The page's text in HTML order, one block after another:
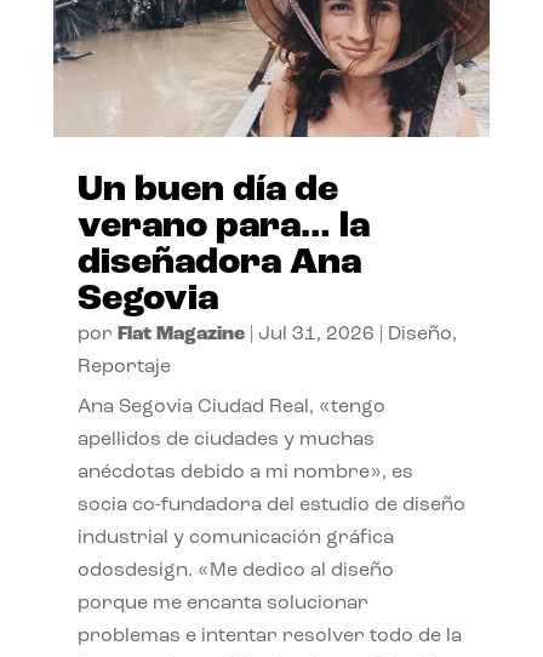
Un buen día de
verano para… la
diseñadora Ana
Segovia
por Flat Magazine| Jul 31, 2026 Diseño,
Reportaje
Ana Segovia Ciudad Real, «tengo
apellidos de ciudades y muchas
anécdotas debido a mi nombre», es
socia co-fundadora del estudio de diseño
industrial y comunicación gráfica
odosdesign. «Me dedico al diseño
porque me encanta solucionar
problemas e intentar resolver todo de la